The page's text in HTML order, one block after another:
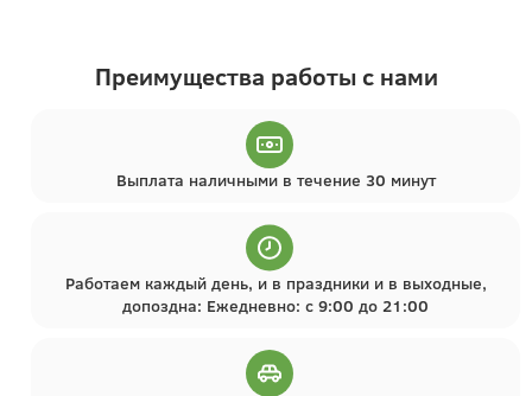
Преимущества работы с нами
Выплата наличными в течение 30 минут
Работаем каждый день, и в праздники и в выходные,
допоздна: Ежедневно: с 9:00 до 21:00